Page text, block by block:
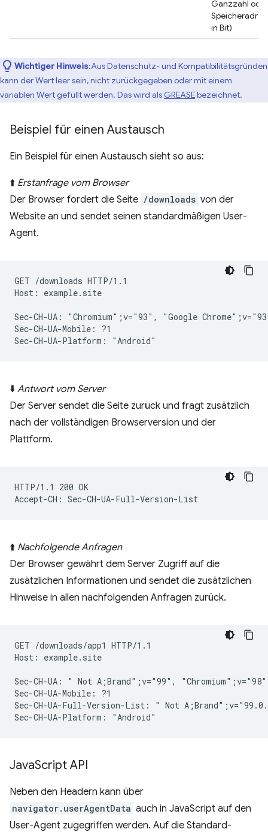
Ganzzahl oder
in Bit)
Wichtiger Hinweis:Aus Datenschutz- und Kompatibilitätsgründen
kann der Wert leer sein, nicht zurückgegeben oder mit einem
variablen Wert gefüllt werden. Das wird als GREASEbezeichnet.
Beispiel für einen Austausch
Ein Beispiel für einen Austausch sieht so aus:
⬆️ Erstanfrage vom Browser
Der Browser fordert die Seite /downloads von der
Website an und sendet seinen standardmäßigen User-
Agent.
GET /downloads HTTP/1.1
Host: example.site
Sec-CH-UA: "Chromium";v="93", "Google
Sec-CH-UA-Mobile: ?1
⬇️ Antwort vom Server
Der Server sendet die Seite zurück und fragt zusätzlich
nach der vollständigen Browserversion und der
Plattform.
HTTP/1.1 200 OK
⬆️ Nachfolgende Anfragen
Der Browser gewährt dem Server Zugriff auf die
zusätzlichen Informationen und sendet die zusätzlichen
Hinweise in allen nachfolgenden Anfragen zurück.
GET /downloads/app1 HTTP/1.1
Host: example.site
Sec-CH-UA: " Not A;Brand";v="99",
Sec-CH-UA-Mobile: ?1
Sec-CH-UA-Full-Version-List: " Not
JavaScript API
Neben den Headern kann über
navigator.userAgentData auch in JavaScript auf den
User-Agent zugegriffen werden. Auf die Standard-